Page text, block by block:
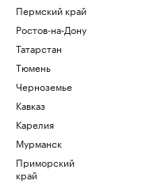
Пермский край
Ростов-на-Дону
Татарстан
Тюмень
Черноземье
Кавказ
Карелия
Мурманск
Приморский
край